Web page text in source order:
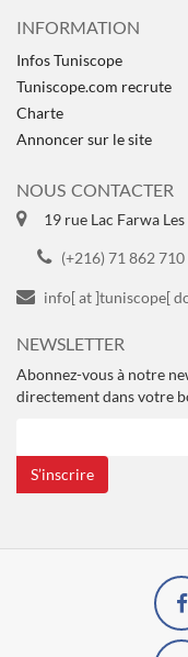
INFORMATION
Infos Tuniscope
Tuniscope.com recrute
Charte
Annoncer sur le site
NOUS CONTACTER
19 rue Lac Farwa
(+216) 71 862 710
info[ at ]tuniscope[
NEWSLETTER
Abonnez-vous à notre
directement dans votre
S’inscrire